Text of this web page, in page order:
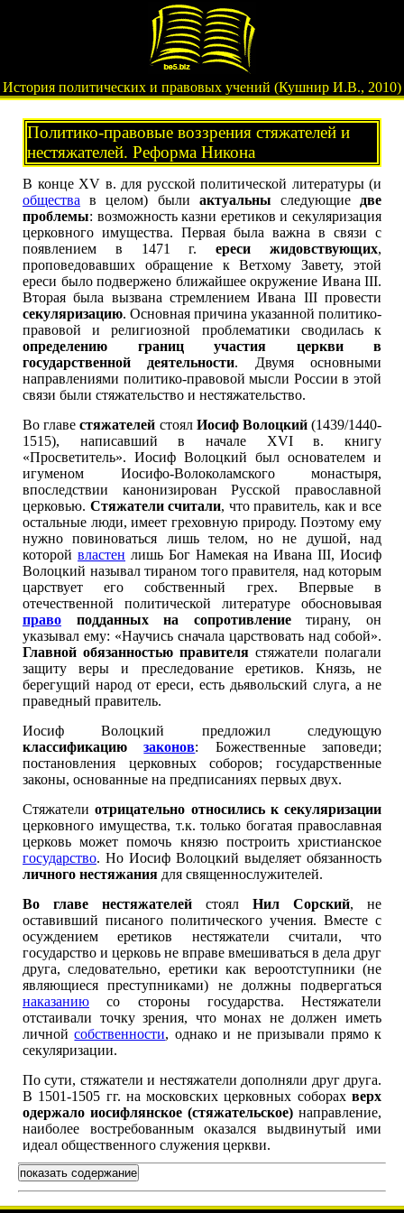
История политических и правовых учений (Кушнир И.В., 2010)
Политико-правовые воззрения стяжателей и
нестяжателей. Реформа Никона
В конце XV в. для русской политической литературы (и
общества в целом) были актуальны следующие две
проблемы: возможность казни еретиков и секуляризация
церковного имущества. Первая была важна в связи с
появлением в 1471 г.ереси жидовствующих,
проповедовавших обращение к Ветхому Завету, этой
ереси было подвержено ближайшее окружение Ивана III.
Вторая была вызвана стремлением Ивана III провести
секуляризацию. Основная причина указанной политико-
правовой и религиозной проблематики сводилась к
определению границ участия церкви в
государственной деятельности. Двумя основными
направлениями политико-правовой мысли России в этой
связи были стяжательство и нестяжательство.
Во главестяжателей стоял Иосиф Волоцкий(1439/1440-
1515), написавший в начале XVI в. книгу
«Просветитель». Иосиф Волоцкий был основателем и
игуменом Иосифо-Волоколамского монастыря,
впоследствии канонизирован Русской православной
церковью. Стяжатели считали, что правитель, как и все
остальные люди, имеет греховную природу. Поэтому ему
нужно повиноваться лишь телом, но не душой, над
которой властен лишь Бог Намекая на Ивана III, Иосиф
Волоцкий называл тираном того правителя, над которым
царствует его собственный грех. Впервые в
отечественной политической литературе обосновывая
право подданных на сопротивлениетирану, он
указывал ему: «Научись сначала царствовать над собой».
Главной обязанностью правителя стяжатели полагали
защиту веры и преследование еретиков. Князь, не
берегущий народ от ереси, есть дьявольский слуга, а не
праведный правитель.
Иосиф Волоцкий предложил следующую
классификациюзаконов: Божественные заповеди;
постановления церковных соборов; государственные
законы, основанные на предписаниях первых двух.
Стяжателиотрицательно относились к секуляризации
церковного имущества, т.к. только богатая православная
церковь может помочь князю построить христианское
государство. Но Иосиф Волоцкий выделяет обязанность
личного нестяжания для священнослужителей.
Во главе нестяжателей стоял Нил Сорский, не
оставивший писаного политического учения. Вместе с
осуждением еретиков нестяжатели считали, что
государство и церковь не вправе вмешиваться в дела друг
друга, следовательно, еретики как вероотступники (не
являющиеся преступниками) не должны подвергаться
наказанию со стороны государства. Нестяжатели
отстаивали точку зрения, что монах не должен иметь
личнойсобственности, однако и не призывали прямо к
секуляризации.
По сути, стяжатели и нестяжатели дополняли друг друга.
В 1501-1505 гг. на московских церковных соборах верх
одержало иосифлянское (стяжательское) направление,
наиболее востребованным оказался выдвинутый ими
идеал общественного служения церкви.
показать содержание